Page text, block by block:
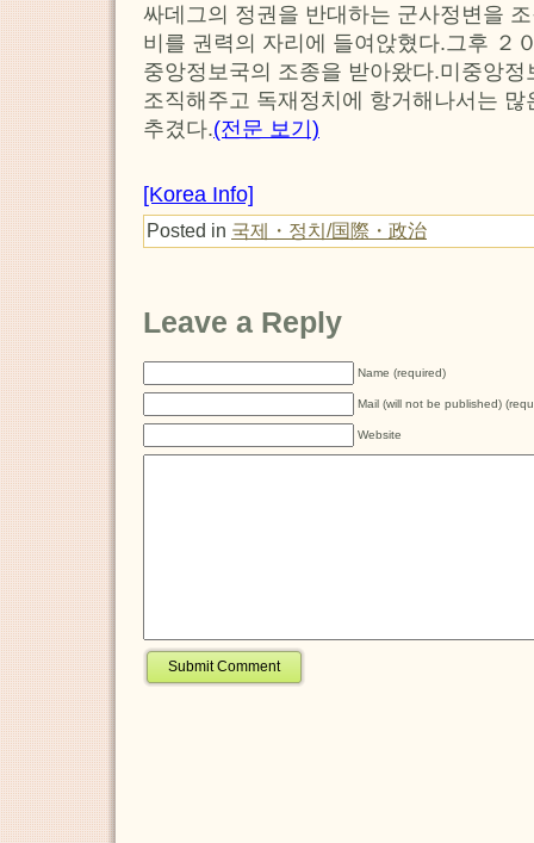
싸데그의 정권을 반대하는 군사정변을
비를 권력의 자리에 들여앉혔다.그후 ２
중앙정보국의 조종을 받아왔다.미중앙
조직해주고 독재정치에 항거해나서는
추겼다.(전문 보기)
[Korea Info]
Posted in 국제・정치/国際・政治
Leave a Reply
Name (required)
Mail (will not be published)
Website